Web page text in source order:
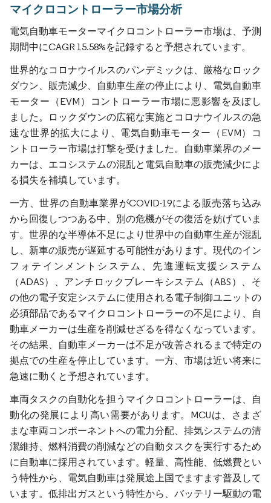
マイクロコントローラー市場分析
電気自動車モーターマイクロコントローラー市場は、予測
期間中にCAGR 15.58%を記録すると予想されています。
世界的なコロナウイルスのパンデミックは、厳格なロック
ダウン、販売減少、自動車生産の停止により、電気自動車
モーター（EVM）コントローラー市場に悪影響を及ぼし
ました。ロックダウンの広範な実施とコロナウイルスの急
速な世界的拡大により、電気自動車モーター（EVM）コ
ントローラー市場は打撃を受けました。自動車業界のメー
カーは、エコシステムの混乱と電気自動車の販売減少によ
る損失を補填しています。
一方、世界の自動車業界がCOVID-19による販売落ち込み
から回復しつつある中、別の危機がその復活を妨げていま
す。世界的な半導体不足により世界中の自動車生産が混乱
し、新車の販売が遅延する可能性があります。現代のイン
フォテインメントシステム、先進運転支援システム
（ADAS）、アンチロックブレーキシステム（ABS）、そ
の他の電子安定システムに使用される電子制御ユニットの
必須部品であるマイクロコントローラーの不足により、自
動車メーカーは生産を削減せざるを得なくなっています。
その結果、自動車メーカーは不足が改善されるまで特定の
拠点での生産を停止しています。一方、市場は近い将来に
急速に動くと予想されています。
車両タスクの自動化を担うマイクロコントローラーは、自
動化の発展により高い需要があります。MCUは、さまざ
まな車両コンポーネントへの電力分配、排気システムの清
潔維持、燃料消費の削減などの自動タスクを実行するため
に自動車に採用されています。軽量、高性能、低燃費とい
う特性から、電気自動車は発展途上国でますます普及して
います。低排出ガスという特性から、バッテリー駆動の電